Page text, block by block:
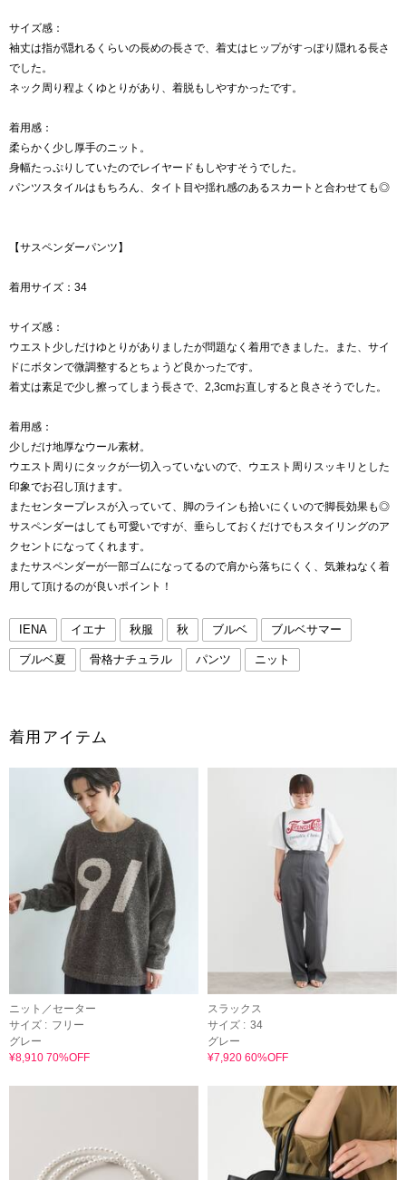
サイズ感：
袖丈は指が隠れるくらいの長めの長さで、着丈はヒップがすっぽり隠れる長さ
でした。
ネック周り程よくゆとりがあり、着脱もしやすかったです。
着用感：
柔らかく少し厚手のニット。
身幅たっぷりしていたのでレイヤードもしやすそうでした。
パンツスタイルはもちろん、タイト目や揺れ感のあるスカートと合わせても◎
【サスペンダーパンツ】
着用サイズ：34
サイズ感：
ウエスト少しだけゆとりがありましたが問題なく着用できました。また、サイ
ドにボタンで微調整するとちょうど良かったです。
着丈は素足で少し擦ってしまう長さで、2,3cmお直しすると良さそうでした。
着用感：
少しだけ地厚なウール素材。
ウエスト周りにタックが一切入っていないので、ウエスト周りスッキリとした
印象でお召し頂けます。
またセンタープレスが入っていて、脚のラインも拾いにくいので脚長効果も◎
サスペンダーはしても可愛いですが、垂らしておくだけでもスタイリングのア
クセントになってくれます。
またサスペンダーが一部ゴムになってるので肩から落ちにくく、気兼ねなく着
用して頂けるのが良いポイント！
IENA イエナ 秋服 秋 ブルベ ブルベサマー
ブルベ夏 骨格ナチュラル パンツ ニット
着用アイテム
ニット／セーター
サイズ : フリー
グレー
¥8,910 70%OFF
スラックス
サイズ : 34
グレー
¥7,920 60%OFF